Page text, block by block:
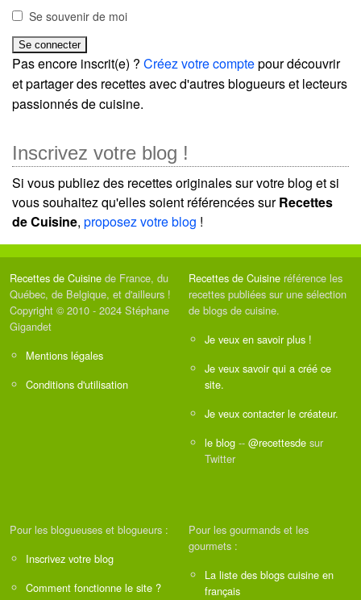
Se souvenir de moi
Pas encore inscrit(e) ? Créez votre comptepour découvrir
et partager des recettes avec d'autres blogueurs et lecteurs
passionnés de cuisine.
Inscrivez votre blog !
Si vous publiez des recettes originales sur votre blog et si
vous souhaitez qu'elles soient référencées surRecettes
de Cuisine, proposez votre blog !
Recettes de Cuisine de France, du
Québec, de Belgique, et d'ailleurs !
Copyright © 2010 - 2024 Stéphane
Gigandet
Mentions légales
Conditions d'utilisation
Recettes de Cuisine référence les
recettes publiées sur une sélection
de blogs de cuisine.
Je veux en savoir plus !
Je veux savoir qui a créé ce
site.
Je veux contacter le créateur.
le blog -- @recettesde sur
Twitter
Pour les blogueuses et blogueurs :
Inscrivez votre blog
Comment fonctionne le site ?
Pour les gourmands et les
gourmets :
La liste des blogs cuisine en
français